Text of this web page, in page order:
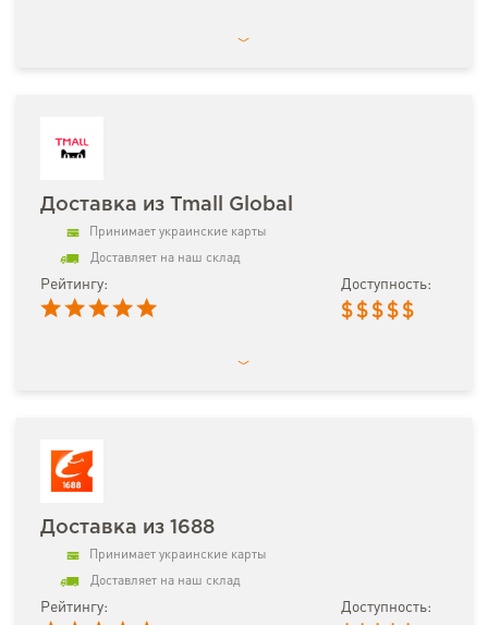
Доставка из Tmall Global
Принимает украинские карты
Доставляет на наш склад
Рейтингу: Доступность:
$ $ $ $ $
Доставка из 1688
Принимает украинские карты
Доставляет на наш склад
Рейтингу: Доступность: